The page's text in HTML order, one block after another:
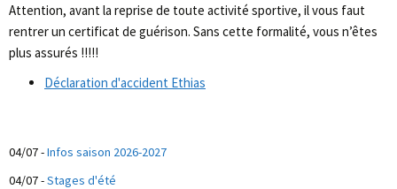
Attention, avant la reprise de toute activité sportive, il vous faut
rentrer un certificat de guérison. Sans cette formalité, vous n’êtes
plus assurés !!!!!
Déclaration d'accident Ethias
04/07-Infos saison 2026-2027
04/07-Stages d'été